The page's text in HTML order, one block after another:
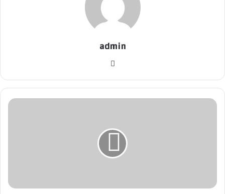
admin
الوي
ب
م
م